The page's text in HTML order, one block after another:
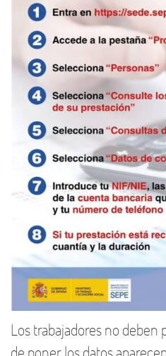
Los trabajadores no deben
de poner los datos